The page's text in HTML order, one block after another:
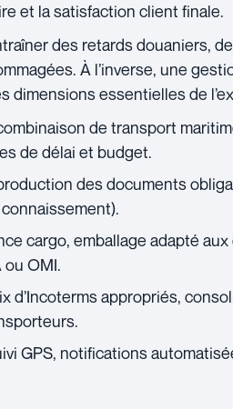
et la satisfaction client finale.
des retards douaniers,
À l’inverse, une
dimensions essentielles de
de transport
de délai et budget.
des documents
cargo, emballage adapté
OMI.
d’Incoterms appropriés,
GPS, notifications